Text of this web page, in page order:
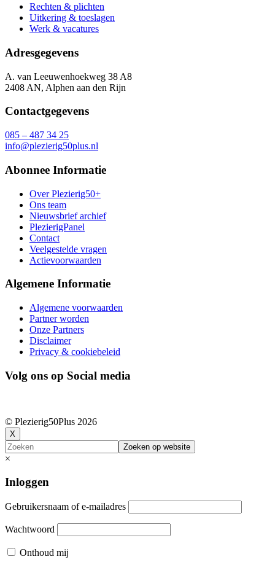
Rechten & plichten
Uitkering & toeslagen
Werk & vacatures
Adresgegevens
A. van Leeuwenhoekweg 38 A8
2408 AN, Alphen aan den Rijn
Contactgegevens
085 – 487 34 25
info@plezierig50plus.nl
Abonnee Informatie
Over Plezierig50+
Ons team
Nieuwsbrief archief
PlezierigPanel
Contact
Veelgestelde vragen
Actievoorwaarden
Algemene Informatie
Algemene voorwaarden
Partner worden
Onze Partners
Disclaimer
Privacy & cookiebeleid
Volg ons op Social media
© Plezierig50Plus 2026
X
Zoeken
×
Inloggen
Gebruikersnaam of e-mailadres
Wachtwoord
Onthoud mij